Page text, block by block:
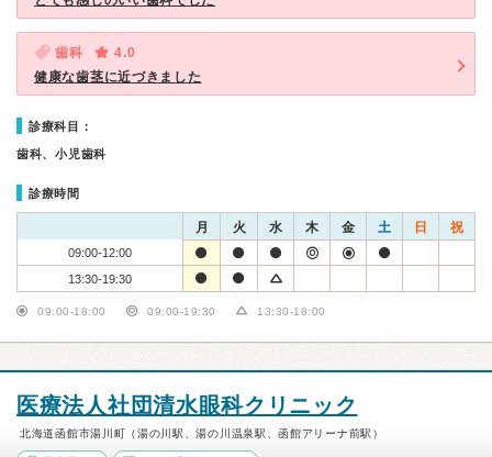
歯科
4.0
健康な歯茎に近づきました
診療科目：
歯科、小児歯科
診療時間
月 火 水 木 金 土 日 祝
09:00-12:00
13:30-19:30
09:00-18:00 09:00-19:30 13:30-18:00
医療法人社団清水眼科クリニック
北海道函館市湯川町（湯の川駅、湯の川温泉駅、函館アリーナ前駅）